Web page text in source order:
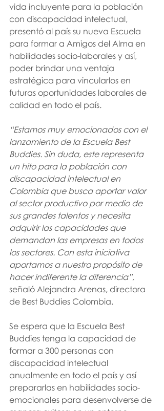
vida incluyente para la población
con discapacidad intelectual,
presentó al país su nueva Escuela
para formar a Amigos del Alma en
habilidades socio-laborales y así,
poder brindar una ventaja
estratégica para vincularlos en
futuras oportunidades laborales de
calidad en todo el país.
“Estamos muy emocionados con el
lanzamiento de la Escuela Best
Buddies. Sin duda, este representa
un hito para la población con
discapacidad intelectual en
Colombia que busca aportar valor
al sector productivo por medio de
sus grandes talentos y necesita
adquirir las capacidades que
demandan las empresas en todos
los sectores. Con esta iniciativa
aportamos a nuestro propósito de
hacer indiferente la diferencia”,
señaló Alejandra Arenas, directora
de Best Buddies Colombia.
Se espera que la Escuela Best
Buddies tenga la capacidad de
formar a 300 personas con
discapacidad intelectual
anualmente en todo el país y así
prepararlas en habilidades socio-
emocionales para desenvolverse de